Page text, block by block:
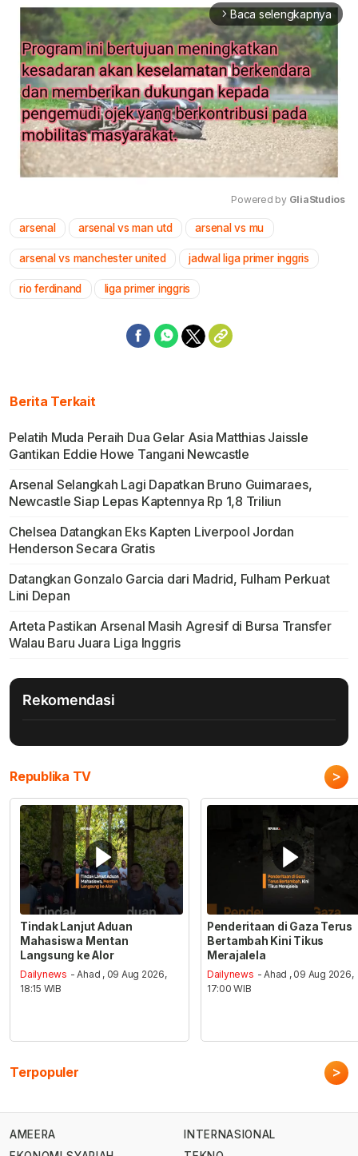
arrow_forward_ios Baca selengkapnya
Powered by GliaStudios
arsenal arsenal vs man utd arsenal vs mu
arsenal vs manchester united jadwal liga primer inggris
rio ferdinand liga primer inggris
Berita Terkait
Pelatih Muda Peraih Dua Gelar Asia Matthias Jaissle
Gantikan Eddie Howe Tangani Newcastle
Arsenal Selangkah Lagi Dapatkan Bruno Guimaraes,
Newcastle Siap Lepas Kaptennya Rp 1,8 Triliun
Chelsea Datangkan Eks Kapten Liverpool Jordan
Henderson Secara Gratis
Datangkan Gonzalo Garcia dari Madrid, Fulham Perkuat
Lini Depan
Arteta Pastikan Arsenal Masih Agresif di Bursa Transfer
Walau Baru Juara Liga Inggris
Rekomendasi
Republika TV >
Tindak Lanjut Aduan
Mahasiswa Mentan
Langsung ke Alor
Dailynews - Ahad , 09 Aug 2026,
18:15 WIB
Penderitaan di Gaza Terus
Bertambah Kini Tikus
Merajalela
Dailynews - Ahad , 09 Aug 2026,
17:00 WIB
Terpopuler >
AMEERA
INTERNASIONAL